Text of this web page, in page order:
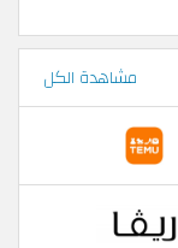
مشاهدة الكل